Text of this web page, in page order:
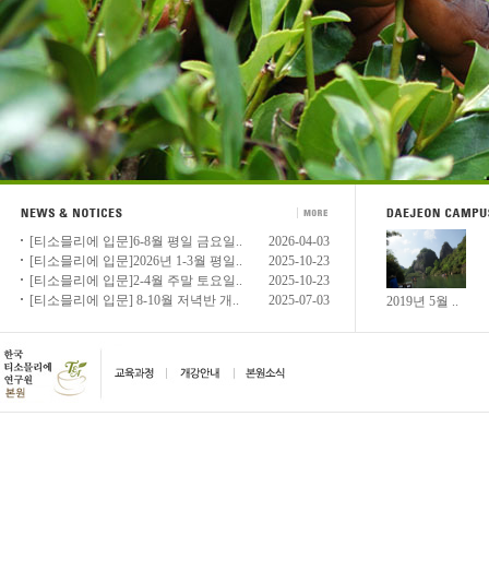
[티소믈리에 입문]6-8월 평일 금요일..
2026-04-03
[티소믈리에 입문]2026년 1-3월 평일..
2025-10-23
[티소믈리에 입문]2-4월 주말 토요일..
2025-10-23
[티소믈리에 입문] 8-10월 저녁반 개..
2025-07-03 2019년 5월 ..